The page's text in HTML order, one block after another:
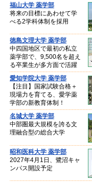
福山大学 薬学部
将来の目標にあわせて学
べる2学科体制を採用
徳島文理大学 薬学部
中四国地区で最初の私立
薬学部で、9,500名を超え
る卒業生が多方面で活躍
愛知学院大学 薬学部
【注目】国家試験合格＋
現場力を育てる、愛学薬
学部の新教育体制！
名城大学 薬学部
中部圏最大規模を誇る文
理融合型の総合大学
昭和医科大学 薬学部
2027年4月1日、鷺沼キャ
ンパス開設予定